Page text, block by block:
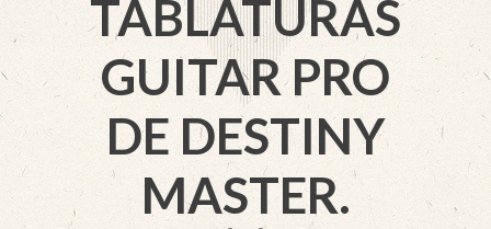
TABLATURAS
GUITAR PRO
DE DESTINY
MASTER.